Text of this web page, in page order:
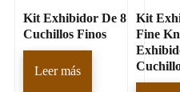
Kit Exhibidor De 8
Cuchillos Finos
Leer más
Kit
Fine